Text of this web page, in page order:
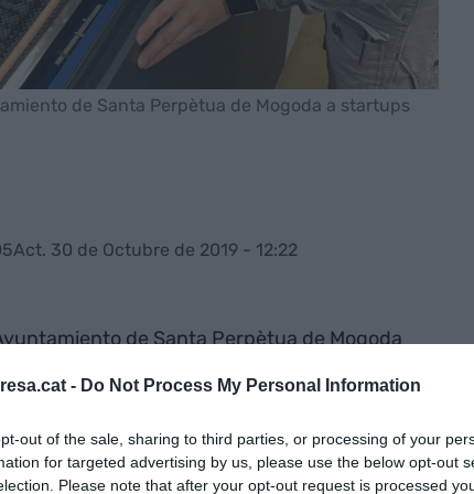
- Do Not Process My Personal Information
out of the sale, sharing to third parties, or processing of your
for targeted advertising by us, please use the below opt-out
Please note that after your opt-out request is processed
de Santa Perpètua de Mogoda a startups
Act. 30 de Octubre de 2019 - 12:22
de Santa Perpètua de Mogoda
de 43 nuevas empresas y ofreció 149
En este periodo se llevaron a cabo
un total de 110 personas participaron,